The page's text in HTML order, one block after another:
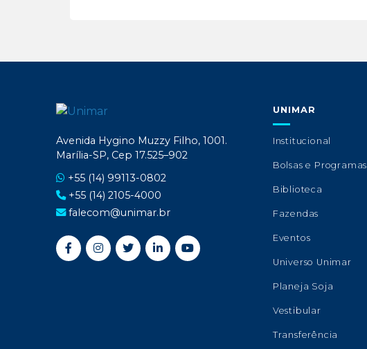
Avenida Hygino Muzzy Filho, 1001.
Marília-SP, Cep 17.525–902
+55 (14) 99113-0802
+55 (14) 2105-4000
falecom@unimar.br
UNIMAR
Institucional
Bolsas e Programas
Biblioteca
Fazendas
Eventos
Universo Unimar
Planeja Soja
Vestibular
Transferência